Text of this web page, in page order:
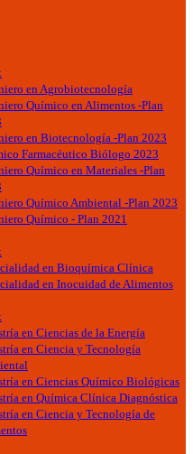
en Agrobiotecnología
Químico en Alimentos -Plan
en Biotecnología -Plan 2023
Farmacéutico Biólogo 2023
Químico en Materiales -Plan
Químico Ambiental -Plan 2023
Químico - Plan 2021
en Bioquímica Clínica
en Inocuidad de Alimentos
en Ciencias de la Energía
en Ciencia y Tecnología
en Ciencias Químico Biológicas
en Química Clínica Diagnóstica
en Ciencia y Tecnología de